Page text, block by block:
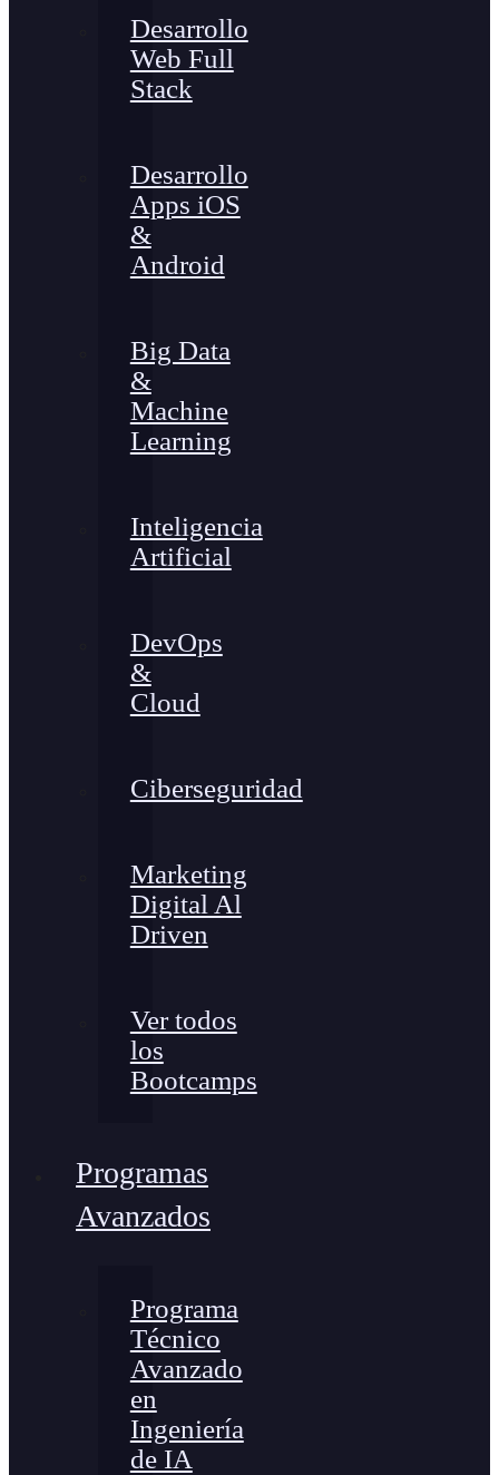
Desarrollo
Web Full
Stack
Desarrollo
Apps iOS
&
Android
Big Data
&
Machine
Learning
Inteligencia
Artificial
DevOps
&
Cloud
Ciberseguridad
Marketing
Digital Al
Driven
Ver todos
los
Bootcamps
Programas
Avanzados
Programa
Técnico
Avanzado
en
Ingeniería
de IA